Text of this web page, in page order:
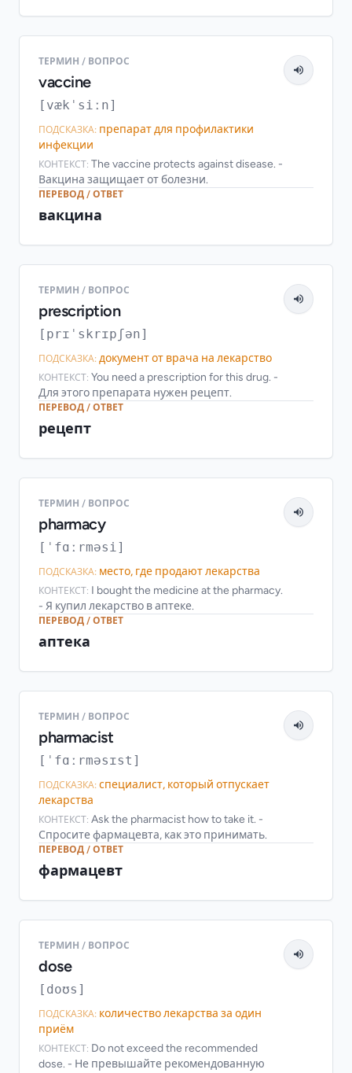
ТЕРМИН / ВОПРОС
vaccine
[vækˈsiːn]
ПОДСКАЗКА: препарат для профилактики
инфекции
КОНТЕКСТ: The vaccine protects against disease. -
Вакцина защищает от болезни.
ПЕРЕВОД / ОТВЕТ
вакцина
ТЕРМИН / ВОПРОС
prescription
[prɪˈskrɪpʃən]
ПОДСКАЗКА: документ от врача на лекарство
КОНТЕКСТ: You need a prescription for this drug. -
Для этого препарата нужен рецепт.
ПЕРЕВОД / ОТВЕТ
рецепт
ТЕРМИН / ВОПРОС
pharmacy
[ˈfɑːrməsi]
ПОДСКАЗКА: место, где продают лекарства
КОНТЕКСТ:
I bought the medicine at the pharmacy.
- Я купил лекарство в аптеке.
ПЕРЕВОД / ОТВЕТ
аптека
ТЕРМИН / ВОПРОС
pharmacist
[ˈfɑːrməsɪst]
ПОДСКАЗКА: специалист, который отпускает
лекарства
КОНТЕКСТ: Ask the pharmacist how to take it. -
Спросите фармацевта, как это принимать.
ПЕРЕВОД / ОТВЕТ
фармацевт
ТЕРМИН / ВОПРОС
dose
[doʊs]
ПОДСКАЗКА: количество лекарства за один
приём
КОНТЕКСТ: Do not exceed the recommended
dose. - Не превышайте рекомендованную